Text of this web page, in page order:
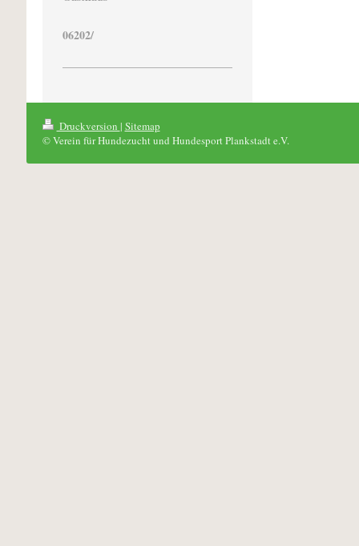
06202/
Druckversion | Sitemap
© Verein für Hundezucht und Hundesport Plankstadt e.V.